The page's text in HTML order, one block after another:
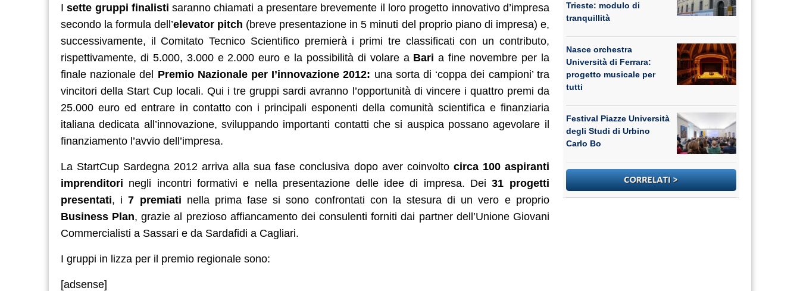
Isette gruppi finalisti saranno chiamati a presentare brevemente il loro progetto innovativo d’impresa
secondo la formula dell’elevator pitch (breve presentazione in 5 minuti del proprio piano di impresa) e,
successivamente, il Comitato Tecnico Scientifico premierà i primi tre classificati con un contributo,
rispettivamente, di 5.000, 3.000 e 2.000 euro e la possibilità di volare a Bari a fine novembre per la
finale nazionale del Premio Nazionale per I’innovazione 2012: una sorta di ‘coppa dei campioni’ tra
vincitori della Start Cup locali. Qui i tre gruppi sardi avranno l’opportunità di vincere i quattro premi da
25.000 euro ed entrare in contatto con i principali esponenti della comunità scientifica e finanziaria
italiana dedicata all’innovazione, sviluppando importanti contatti che si auspica possano agevolare il
finanziamento l’avvio dell’impresa.
La StartCup Sardegna 2012 arriva alla sua fase conclusiva dopo aver coinvolto circa 100 aspiranti
imprenditori negli incontri formativi e nella presentazione delle idee di impresa. Dei31 progetti
presentati, i7 premiati nella prima fase si sono confrontati con la stesura di un vero e proprio
Business Plan, grazie al prezioso affiancamento dei consulenti forniti dai partner dell’Unione Giovani
Commercialisti a Sassari e da Sardafidi a Cagliari.
I gruppi in lizza per il premio regionale sono:
[adsense]
Trieste: modulo di
tranquillità
Nasce orchestra
Università di Ferrara:
progetto musicale per
tutti
Festival Piazze Università
degli Studi di Urbino
Carlo Bo